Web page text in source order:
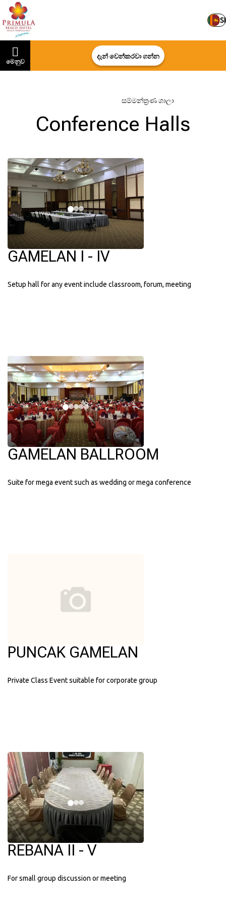
SI
මෙනුව
දැන් වෙන්කරවා ගන්න
සම්මන්ත්‍රණ ශාලා
Conference Halls
GAMELAN I - IV
Setup hall for any event include classroom, forum, meeting
GAMELAN BALLROOM
Suite for mega event such as wedding or mega conference
PUNCAK GAMELAN
Private Class Event suitable for corporate group
REBANA II - V
For small group discussion or meeting